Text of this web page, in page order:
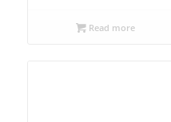
Read more